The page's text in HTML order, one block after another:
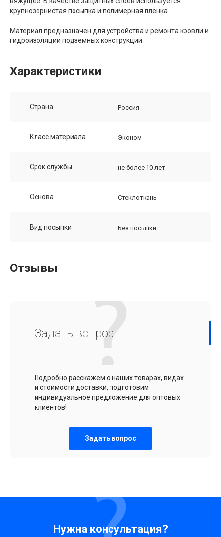
крупнозернистая посыпка и полимерная пленка.
Материал предназначен для устройства и ремонта кровли и
гидроизоляции подземных конструкций.
Характеристики
Страна Россия
Класс материала Эконом
Срок службы не более 10 лет
Основа Стеклоткань
Вид посыпки Без посыпки
Отзывы
Задать вопрос
Подробно расскажем о наших товарах, видах
и стоимости доставки, подготовим
индивидуальное предложение для оптовых
клиентов!
Задать вопрос
Нужна консультация?